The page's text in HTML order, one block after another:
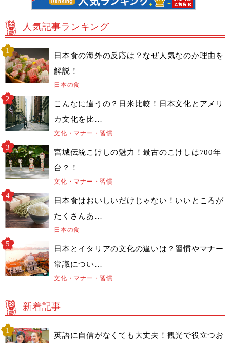
人気記事ランキング
日本食の海外の反応は？なぜ人気なのか理由を
解説！
日本の食
こんなに違うの？日米比較！日本文化とアメリ
カ文化を比…
文化・マナー・習慣
宮城伝統こけしの魅力！最古のこけしは700年
台？！
文化・マナー・習慣
日本食はおいしいだけじゃない！いいところが
たくさんあ…
日本の食
日本とイタリアの文化の違いは？習慣やマナー
常識につい…
文化・マナー・習慣
新着記事
英語に自信がなくても大丈夫！観光で役立つお